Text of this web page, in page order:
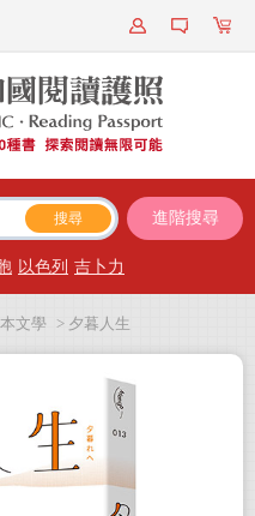
進階搜尋
以色列 吉卜力
文學 > 夕暮人生